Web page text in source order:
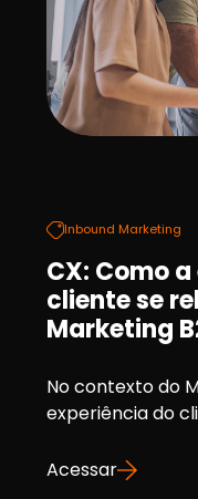
Inbound Marketing
CX: Como
cliente se
Marketing
No contexto do
experiência do
Acessar